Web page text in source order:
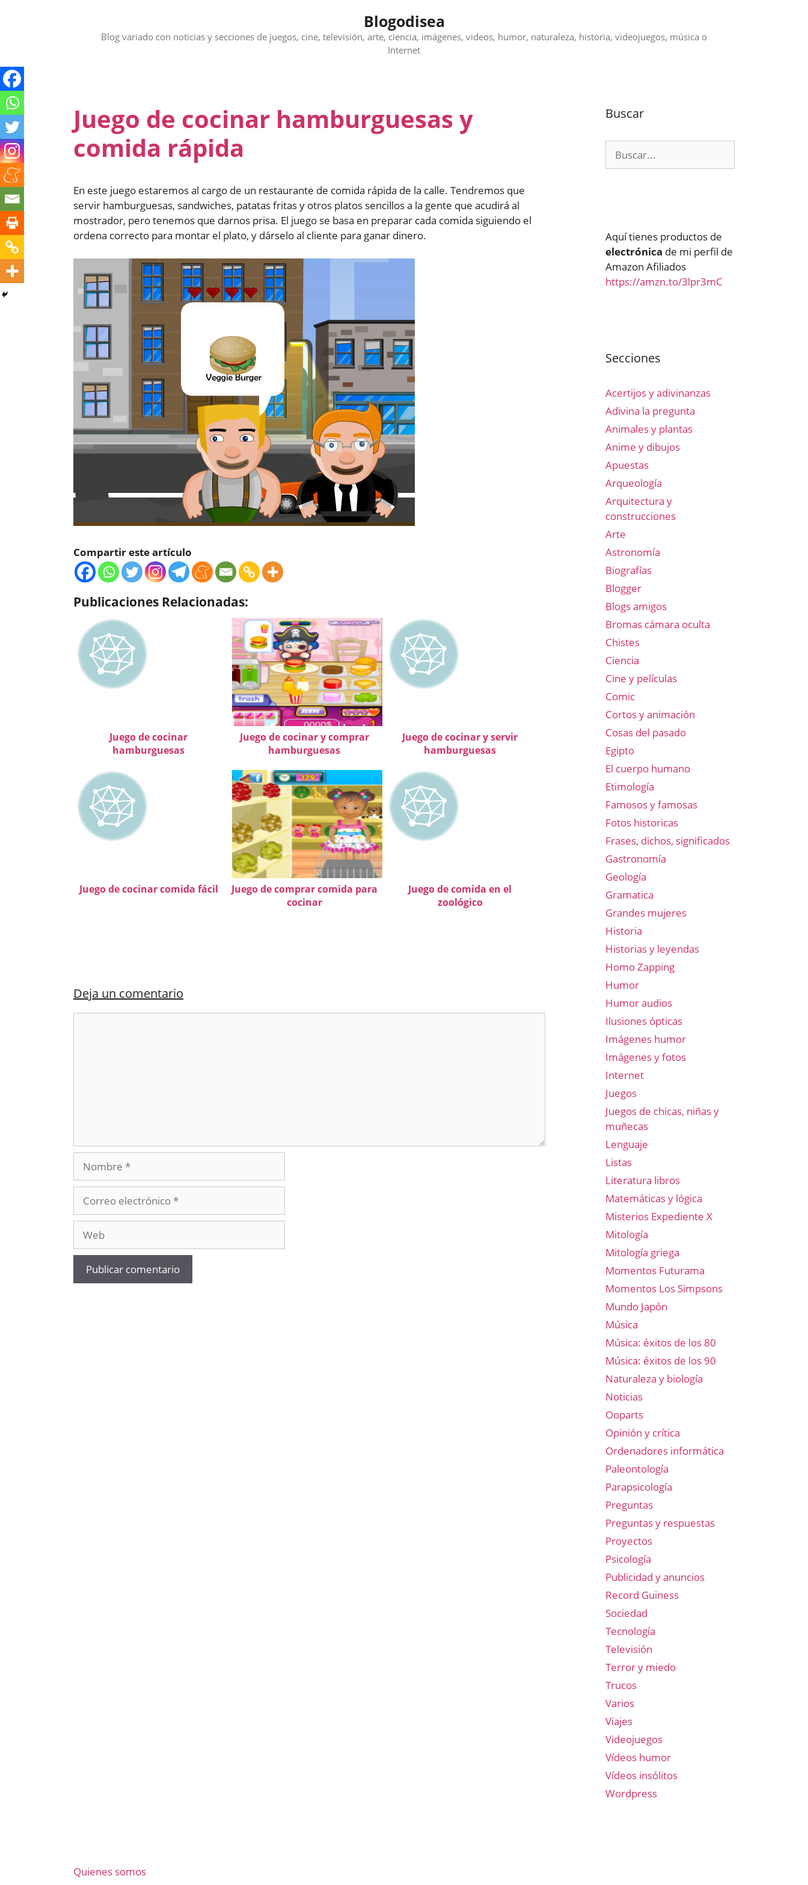
Blogodisea
Blog variado con noticias y secciones de juegos, cine, televisión, arte, ciencia, imágenes, videos, humor, naturaleza, historia, videojuegos, música o
Internet
Juego de cocinar hamburguesas y
comida rápida
En este juego estaremos al cargo de un restaurante de comida rápida de la calle. Tendremos que
servir hamburguesas, sandwiches, patatas fritas y otros platos sencillos a la gente que acudirá al
mostrador, pero tenemos que darnos prisa. El juego se basa en preparar cada comida siguiendo el
ordena correcto para montar el plato, y dárselo al cliente para ganar dinero.
Compartir este artículo
Publicaciones Relacionadas:
Juego de cocinar
hamburguesas
Juego de cocinar y comprar
hamburguesas
Juego de cocinar y servir
hamburguesas
Juego de cocinar comida fácil
Juego de comprar comida para
cocinar
Juego de comida en el
zoológico
Deja un comentario
Nombre
electrónico
Buscar
Aquí tienes productos de
electrónica de mi perfil de
Amazon Afiliados
https://amzn.to/3lpr3mC
Secciones
Acertijos y adivinanzas
Adivina la pregunta
Animales y plantas
Anime y dibujos
Apuestas
Arqueología
Arquitectura y
construcciones
Arte
Astronomía
Biografías
Blogger
Blogs amigos
Bromas cámara oculta
Chistes
Ciencia
Cine y películas
Comic
Cortos y animación
Cosas del pasado
Egipto
El cuerpo humano
Etimología
Famosos y famosas
Fotos historicas
Frases, dichos, significados
Gastronomía
Geología
Gramatica
Grandes mujeres
Historia
Historias y leyendas
Homo Zapping
Humor
Humor audios
Ilusiones ópticas
Imágenes humor
Imágenes y fotos
Internet
Juegos
Juegos de chicas, niñas y
muñecas
Lenguaje
Listas
Literatura libros
Matemáticas y lógica
Misterios Expediente X
Mitología
Mitología griega
Momentos Futurama
Momentos Los Simpsons
Mundo Japón
Música
Música: éxitos de los 80
Música: éxitos de los 90
Naturaleza y biología
Noticias
Ooparts
Opinión y crítica
Ordenadores informática
Paleontología
Parapsicología
Preguntas
Preguntas y respuestas
Proyectos
Psicología
Publicidad y anuncios
Record Guiness
Sociedad
Tecnología
Televisión
Terror y miedo
Trucos
Varios
Viajes
Videojuegos
Vídeos humor
Vídeos insólitos
Wordpress
Quienes somos